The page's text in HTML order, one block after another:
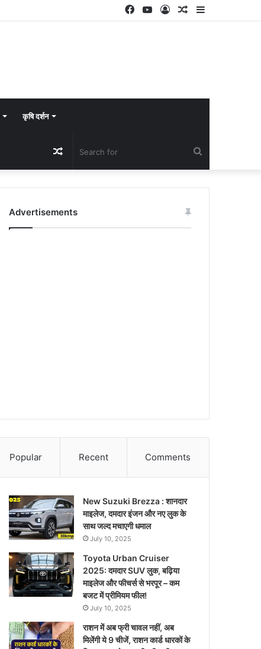
Sidebar
Random
Log
YouTube
Facebook
कृषि दर्शन
for
Random
Article
Advertisements
Popular Recent Comments
New Suzuki Brezza : शानदार
माइलेज, दमदार इंजन और नए लुक के
साथ जल्द मचाएगी धमाल
July 10, 2025
Toyota Urban Cruiser
2025: दमदार SUV लुक, बढ़िया
माइलेज और फीचर्स से भरपूर – कम
बजट में प्रीमियम फील!
July 10, 2025
राशन में अब फ्री चावल नहीं, अब
मिलेंगी ये 9 चीजें, राशन कार्ड धारकों के